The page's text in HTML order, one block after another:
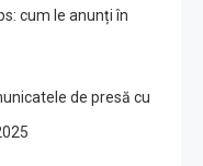
cum le anunți în
de presă cu